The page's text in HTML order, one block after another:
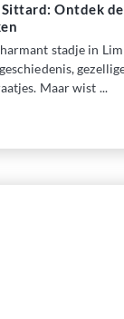
Ontdek
stadje in
Maar wist ...